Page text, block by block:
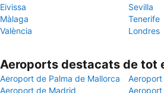
Eivissa
Sevilla
Màlaga
Tenerife
València
Londres
Aeroports destacats de tot
Aeroport de Palma de Mallorca
Aeroport de Madrid
Aeroport